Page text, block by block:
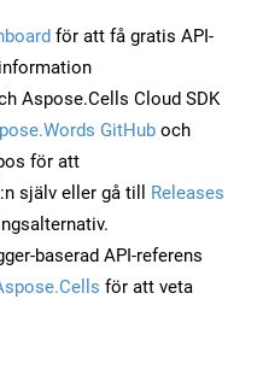
för att få gratis API-
Aspose.Cells Cloud SDK
GitHub och
för att
själv eller gå till Releases
baserad API-referens
för att veta